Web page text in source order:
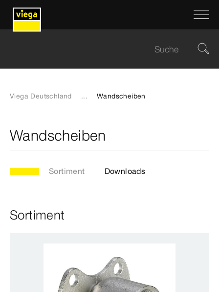
Viega Deutschland ... Wandscheiben
Wandscheiben
Sortiment Downloads
Sortiment